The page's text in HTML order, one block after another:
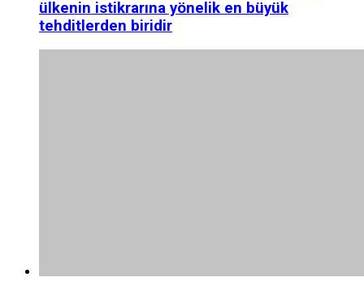
ülkenin istikrarına yönelik en büyük
tehditlerden biridir